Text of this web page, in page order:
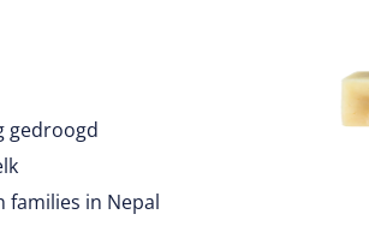
gedroogd
families in Nepal